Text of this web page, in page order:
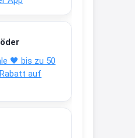
🖤 bis zu 50
auf
Aufkleber /
28 Grad /siehe
aufkleber-